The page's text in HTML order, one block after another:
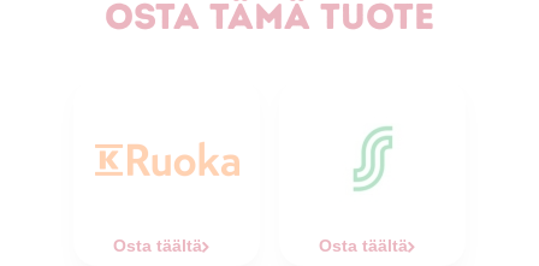
Osta tämä tuote
Osta täältä Osta täältä